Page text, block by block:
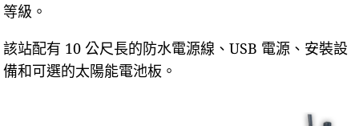
等級。
該站配有 10 公尺長的防水電源線、USB 電源、安裝設
備和可選的太陽能電池板。